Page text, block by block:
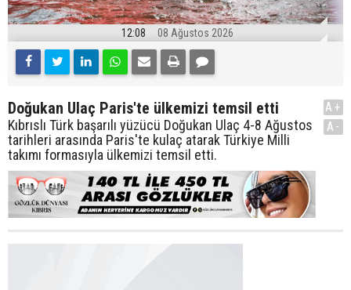
12:08 08 Ağustos 2026
Doğukan Ulaç Paris'te ülkemizi temsil etti
Kıbrıslı Türk başarılı yüzücü Doğukan Ulaç 4-8 Ağustos
tarihleri arasında Paris'te kulaç atarak Türkiye Milli
takımı formasıyla ülkemizi temsil etti.
A+
A-